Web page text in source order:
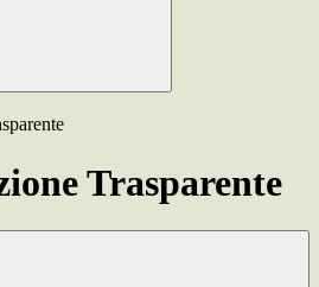
Trasparente